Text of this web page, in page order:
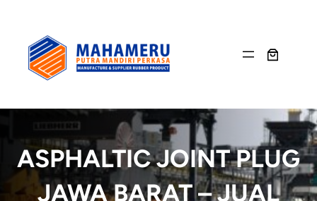
content
ASPHALTIC JOINT PLUG
JAWA BARAT – JUAL